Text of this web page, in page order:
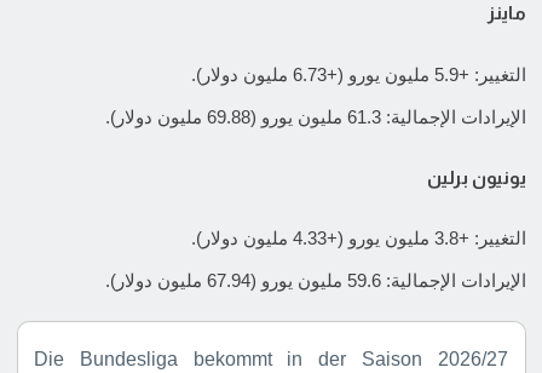
ماينز
التغيير: +5.9 مليون يورو (+6.73 مليون دولار).
الإيرادات الإجمالية: 61.3 مليون يورو (69.88 مليون دولار).
يونيون برلين
التغيير: +3.8 مليون يورو (+4.33 مليون دولار).
الإيرادات الإجمالية: 59.6 مليون يورو (67.94 مليون دولار).
Die Bundesliga bekommt in der Saison 2026/27